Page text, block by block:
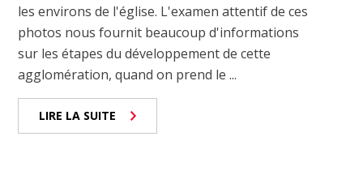
les environs de l'église. L'examen attentif de ces
photos nous fournit beaucoup d'informations
sur les étapes du développement de cette
agglomération, quand on prend le ...
LIRE LA SUITE